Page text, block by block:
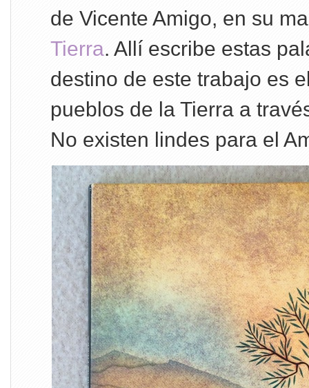
de Vicente Amigo, en su
Tierra. Allí escribe estas
destino de este trabajo es
pueblos de la Tierra a
No existen lindes para el